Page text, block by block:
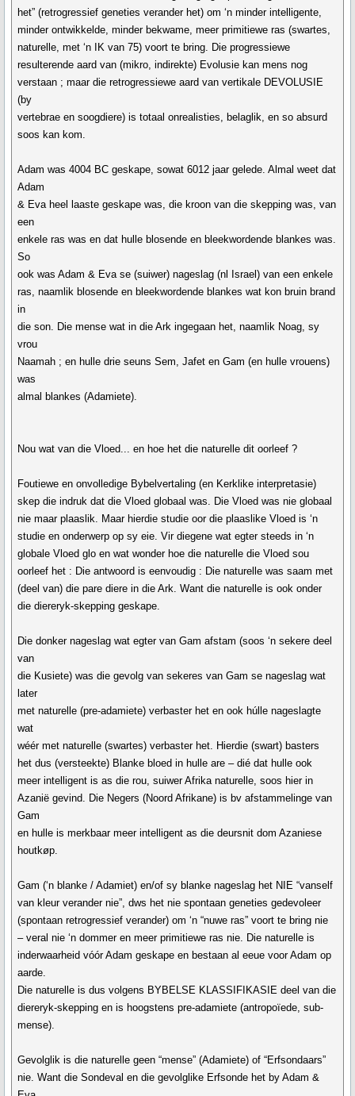
het” (retrogressief geneties verander het) om ‘n minder intelligente,
minder ontwikkelde, minder bekwame, meer primitiewe ras (swartes,
naturelle, met ‘n IK van 75) voort te bring. Die progressiewe
resulterende aard van (mikro, indirekte) Evolusie kan mens nog
verstaan ; maar die retrogressiewe aard van vertikale DEVOLUSIE
(by
vertebrae en soogdiere) is totaal onrealisties, belaglik, en so absurd
soos kan kom.
Adam was 4004 BC geskape, sowat 6012 jaar gelede. Almal weet dat
Adam
& Eva heel laaste geskape was, die kroon van die skepping was, van
een
enkele ras was en dat hulle blosende en bleekwordende blankes was.
So
ook was Adam & Eva se (suiwer) nageslag (nl Israel) van een enkele
ras, naamlik blosende en bleekwordende blankes wat kon bruin brand
in
die son. Die mense wat in die Ark ingegaan het, naamlik Noag, sy
vrou
Naamah ; en hulle drie seuns Sem, Jafet en Gam (en hulle vrouens)
was
almal blankes (Adamiete).
Nou wat van die Vloed... en hoe het die naturelle dit oorleef ?
Foutiewe en onvolledige Bybelvertaling (en Kerklike interpretasie)
skep die indruk dat die Vloed globaal was. Die Vloed was nie globaal
nie maar plaaslik. Maar hierdie studie oor die plaaslike Vloed is ‘n
studie en onderwerp op sy eie. Vir diegene wat egter steeds in ‘n
globale Vloed glo en wat wonder hoe die naturelle die Vloed sou
oorleef het : Die antwoord is eenvoudig : Die naturelle was saam met
(deel van) die pare diere in die Ark. Want die naturelle is ook onder
die diereryk-skepping geskape.
Die donker nageslag wat egter van Gam afstam (soos ‘n sekere deel
van
die Kusiete) was die gevolg van sekeres van Gam se nageslag wat
later
met naturelle (pre-adamiete) verbaster het en ook húlle nageslagte
wat
wéér met naturelle (swartes) verbaster het. Hierdie (swart) basters
het dus (versteekte) Blanke bloed in hulle are – dié dat hulle ook
meer intelligent is as die rou, suiwer Afrika naturelle, soos hier in
Azanië gevind. Die Negers (Noord Afrikane) is bv afstammelinge van
Gam
en hulle is merkbaar meer intelligent as die deursnit dom Azaniese
houtkøp.
Gam (‘n blanke / Adamiet) en/of sy blanke nageslag het NIE “vanself
van kleur verander nie”, dws het nie spontaan geneties gedevoleer
(spontaan retrogressief verander) om ‘n “nuwe ras” voort te bring nie
– veral nie ‘n dommer en meer primitiewe ras nie. Die naturelle is
inderwaarheid vóór Adam geskape en bestaan al eeue voor Adam op
aarde.
Die naturelle is dus volgens BYBELSE KLASSIFIKASIE deel van die
diereryk-skepping en is hoogstens pre-adamiete (antropoïede, sub-
mense).
Gevolglik is die naturelle geen “mense” (Adamiete) of “Erfsondaars”
nie. Want die Sondeval en die gevolglike Erfsonde het by Adam &